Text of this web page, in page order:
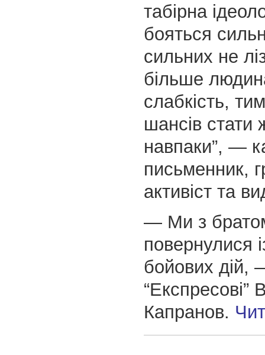
табірна
бояться
сильних не
більше
слабкість,
шансів стати
навпаки”, —
письменник,
активіст та
— Ми з
повернулися
бойових дій,
“Експресові”
Капранов.